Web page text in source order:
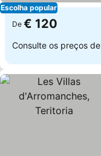
Escolha popular
De € 120
Consulte os preços de